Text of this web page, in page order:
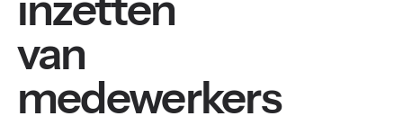
van
medewerkers